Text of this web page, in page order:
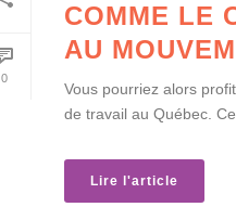
0
COMME LE
AU
Vous pourriez alors
de travail au Québec.
Lire l'article